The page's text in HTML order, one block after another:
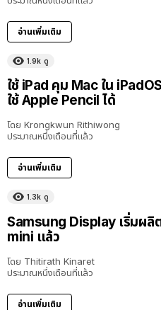
อ่านเพิ่มเติม
1.9k ดู
ใช้ iPad คุม Mac ใน
ใช้ Apple Pencil ได้
โดย Krongkwun Rithiwong
ประมาณหนึ่งเดือนที่แล้ว
อ่านเพิ่มเติม
1.3k ดู
Samsung Display เริ่มผลิ
mini แล้ว
โดย Thitirath Kinaret
ประมาณหนึ่งเดือนที่แล้ว
อ่านเพิ่มเติม